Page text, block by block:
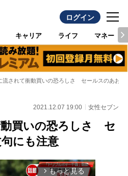
ログイン
キャリア ライフ マネー
流されて衝動買いの恐ろしさ セールスのあおり
2021.12.07 19:00 女性セブン
買いの恐ろしさ セ
にも注意
arrow_forward_ios もっと見る